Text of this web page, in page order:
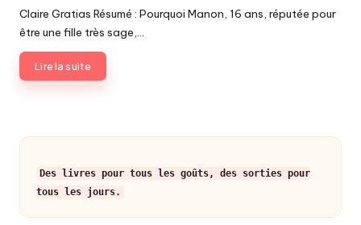
Claire Gratias Résumé : Pourquoi Manon, 16 ans, réputée pour
être une fille très sage,…
Lire la suite
Des livres pour tous les goûts, des sorties pour
tous les jours.